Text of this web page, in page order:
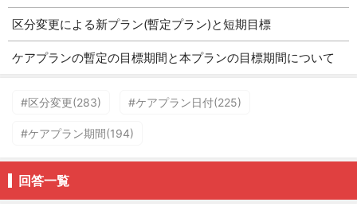
区分変更による新プラン(暫定プラン)と短期目標
ケアプランの暫定の目標期間と本プランの目標期間について
#区分変更(283) #ケアプラン日付(225)
#ケアプラン期間(194)
回答一覧